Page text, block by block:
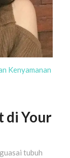
Kenyamanan
di Your
tubuh